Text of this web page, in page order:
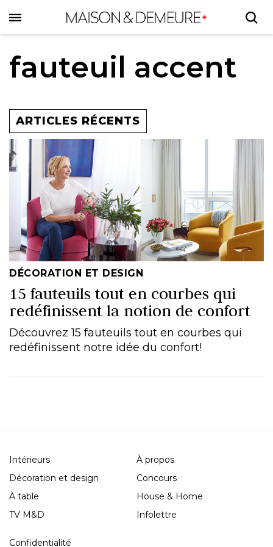
to
main
content
fauteuil accent
ARTICLES RÉCENTS
DÉCORATION ET DESIGN
15 fauteuils tout en courbes qui
redéfinissent la notion de confort
Découvrez 15 fauteuils tout en courbes qui
redéfinissent notre idée du confort!
Intérieurs
Décoration et design
À table
TV M&D
À propos
Concours
House & Home
Infolettre
Confidentialité